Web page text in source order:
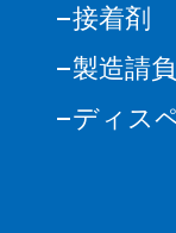
接着剤
製造請
ディス